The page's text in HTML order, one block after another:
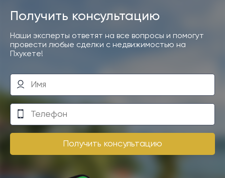
Получить консультацию
Наши эксперты ответят на все вопросы и помогут
провести любые сделки с недвижимостью на
Пхукете!
Получить консультацию